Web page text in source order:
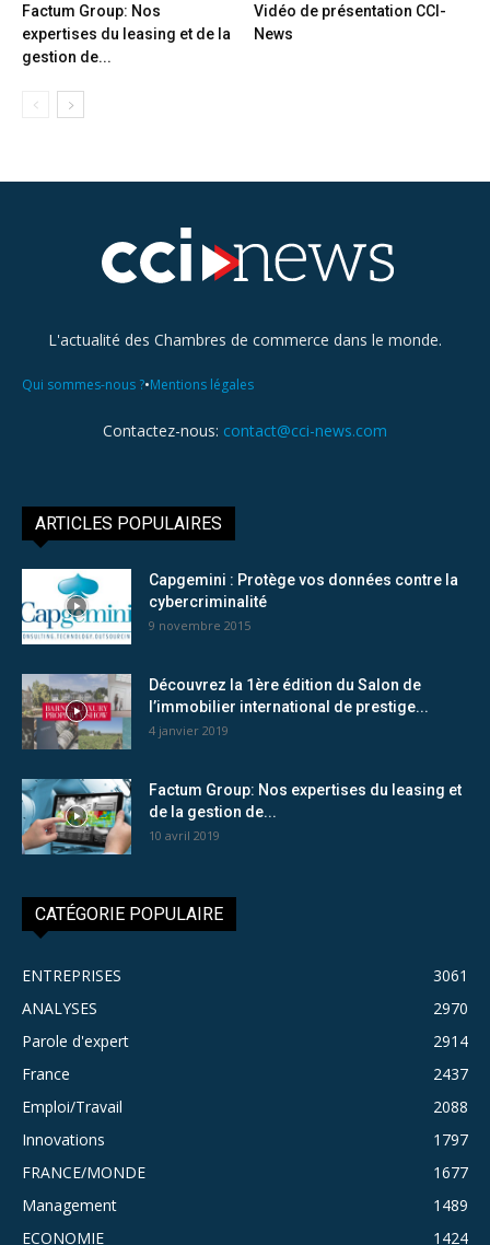
Factum Group: Nos
expertises du leasing et de la
gestion de...
Vidéo de présentation CCI-
News
L'actualité des Chambres de commerce dans le monde.
Qui sommes-nous ?•Mentions légales
Contactez-nous: contact@cci-news.com
ARTICLES POPULAIRES
Capgemini : Protège vos données contre la
cybercriminalité
9 novembre 2015
Découvrez la 1ère édition du Salon de
l’immobilier international de prestige...
4 janvier 2019
Factum Group: Nos expertises du leasing et
de la gestion de...
10 avril 2019
CATÉGORIE POPULAIRE
ENTREPRISES
3061
ANALYSES
2970
Parole d'expert
2914
France
2437
Emploi/Travail
2088
Innovations
1797
FRANCE/MONDE
1677
Management
1489
ECONOMIE
1424